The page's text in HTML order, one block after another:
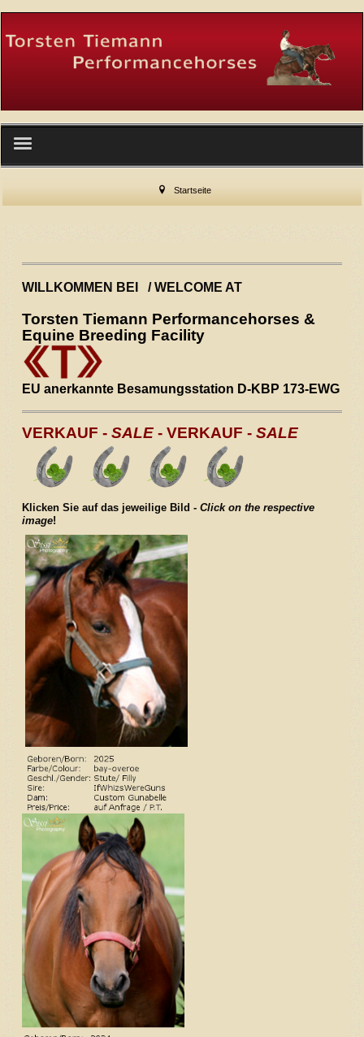
Facility
Hengste
Unsere Zuchtstuten
Verkaufspferde
Kontakt / Anfahrt
Startseite
WILLKOMMEN BEI / WELCOME AT
Torsten Tiemann Performancehorses &
Equine Breeding Facility
EU anerkannte Besamungsstation D-KBP 173-EWG
VERKAUF - SALE- VERKAUF - SALE
Klicken Sie auf das jeweilige Bild - Click on the respective
image!